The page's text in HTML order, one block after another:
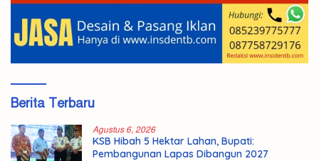
Berita Terbaru
Agustus 6, 2026
KSB Hibah 5 Hektar Lahan, Bupati:
Pembangunan Lapas Dibangun 2027